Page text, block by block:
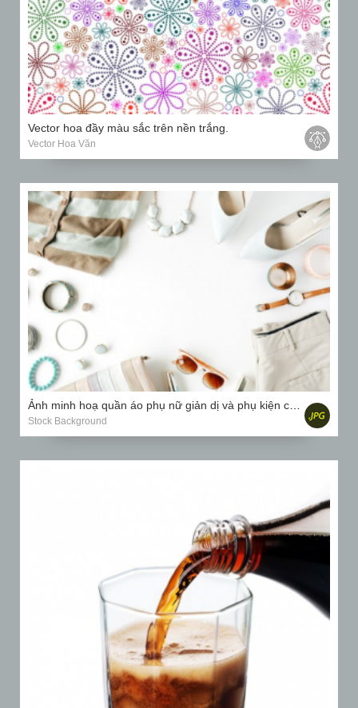
Vector hoa đầy màu sắc trên nền trắng.
Vector Hoa Văn
Ảnh minh hoạ quần áo phụ nữ giản dị và phụ kiện cắt dán với áo nịt ngực, quần tây, kính mát, đồng hồ...
Stock Background